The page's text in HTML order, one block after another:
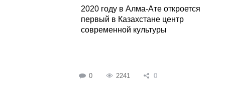
2020 году в Алма-Ате откроется
первый в Казахстане центр
современной культуры
0 2241 0